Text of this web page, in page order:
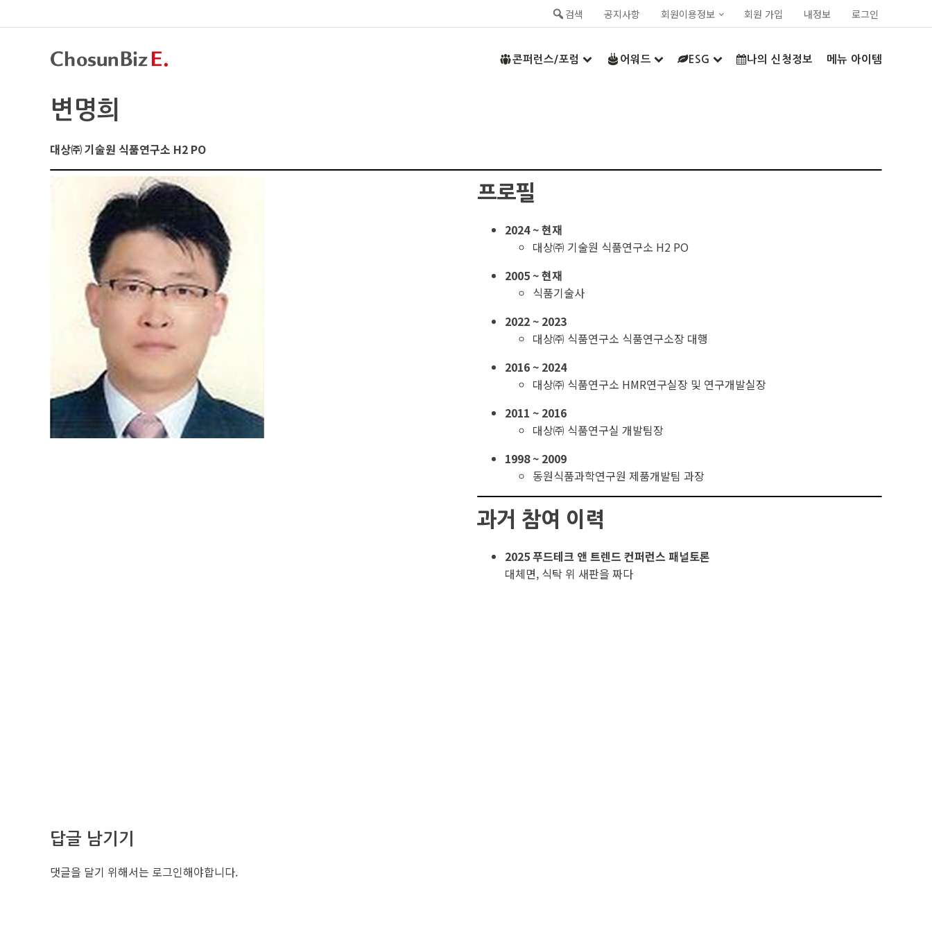
검색 공지사항 회원이용정보 회원 가입 내정보 로그인
콘퍼런스/포럼 어워드 ESG 나의 신청정보 메뉴 아이템
변명희
대상㈜ 기술원 식품연구소 H2 PO
프로필
2024 ~ 현재
대상㈜ 기술원 식품연구소 H2 PO
2005 ~ 현재
식품기술사
2022 ~ 2023
대상㈜ 식품연구소 식품연구소장 대행
2016 ~ 2024
대상㈜ 식품연구소 HMR연구실장 및 연구개발실장
2011 ~ 2016
대상㈜ 식품연구실 개발팀장
1998 ~ 2009
동원식품과학연구원 제품개발팀 과장
과거 참여 이력
2025 푸드테크 앤 트렌드 컨퍼런스 패널토론
대체면, 식탁 위 새판을 짜다
답글 남기기
댓글을 달기 위해서는 로그인해야합니다.